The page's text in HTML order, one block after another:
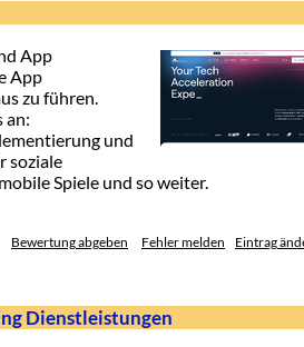
App
App
zu führen.
an:
und
soziale
Spiele und so weiter.
Bewertung abgeben Fehler melden Eintrag
Dienstleistungen